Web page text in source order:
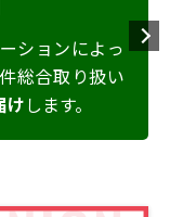
実績と経験 を
。事故物件の
価格を提示し